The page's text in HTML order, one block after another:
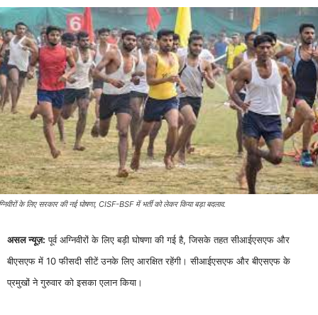
के लिए सरकार की नई घोषणा, CISF-BSF में भर्ती को लेकर किया बड़ा बदलाव.
असल न्यूज़: पूर्व अग्निवीरों के लिए बड़ी घोषणा की गई है, जिसके तहत सीआईएसएफ और
बीएसएफ में 10 फीसदी सीटें उनके लिए आरक्षित रहेंगी। सीआईएसएफ और बीएसएफ के
प्रमुखों ने गुरुवार को इसका एलान किया।